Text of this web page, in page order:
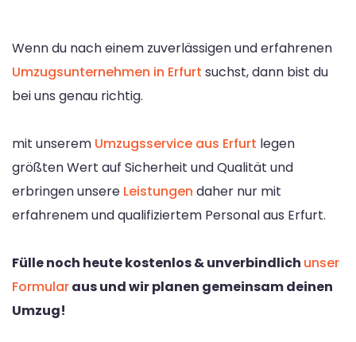
Wenn du nach einem zuverlässigen und erfahrenen
Umzugsunternehmen in Erfurt suchst, dann bist du
bei uns genau richtig.
mit unserem Umzugsservice aus Erfurt legen
größten Wert auf Sicherheit und Qualität und
erbringen unsere Leistungen daher nur mit
erfahrenem und qualifiziertem Personal aus Erfurt.
Fülle noch heute kostenlos & unverbindlich unser
Formularaus und wir planen gemeinsam deinen
Umzug!